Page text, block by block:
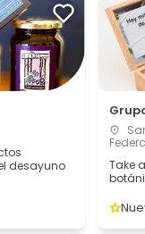
desayuno
Take